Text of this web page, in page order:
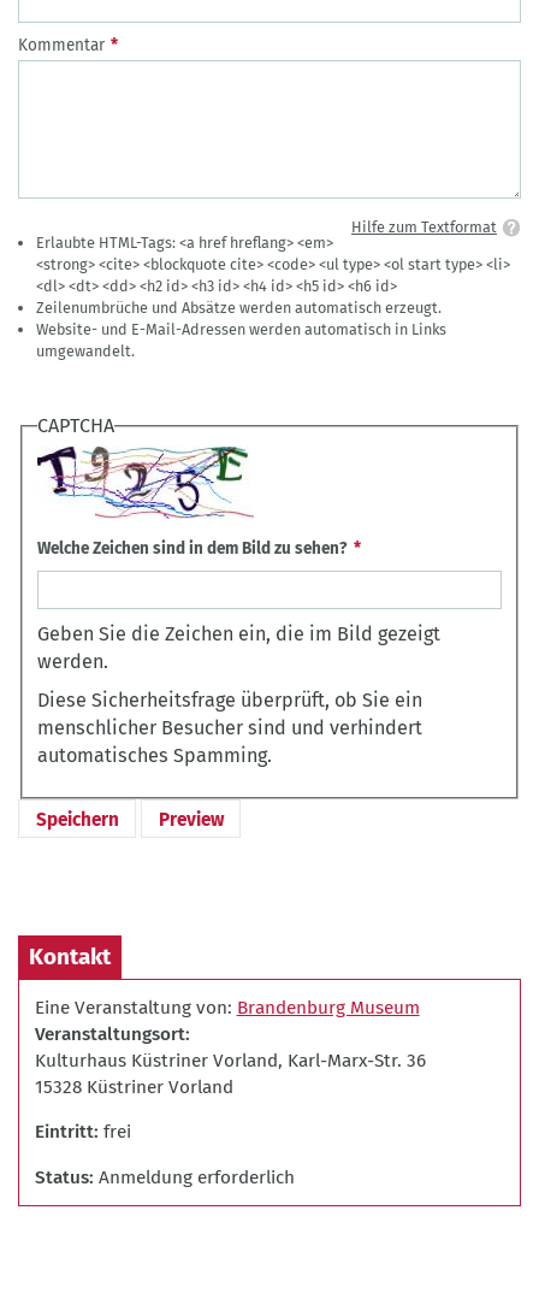
Kommentar
Hilfe zum Textformat
Erlaubte HTML-Tags: <a href hreflang> <em>
<strong> <cite> <blockquote cite> <code> <ul type> <ol start type> <li>
<dl> <dt> <dd> <h2 id> <h3 id> <h4 id> <h5 id> <h6 id>
Zeilenumbrüche und Absätze werden automatisch erzeugt.
Website- und E-Mail-Adressen werden automatisch in Links
umgewandelt.
CAPTCHA
Welche Zeichen sind in dem Bild zu sehen?
Geben Sie die Zeichen ein, die im Bild gezeigt
werden.
Diese Sicherheitsfrage überprüft, ob Sie ein
menschlicher Besucher sind und verhindert
automatisches Spamming.
Kontakt
Eine Veranstaltung von: Brandenburg Museum
Veranstaltungsort
Kulturhaus Küstriner Vorland, Karl-Marx-Str. 36
15328 Küstriner Vorland
Eintritt frei
Status Anmeldung erforderlich